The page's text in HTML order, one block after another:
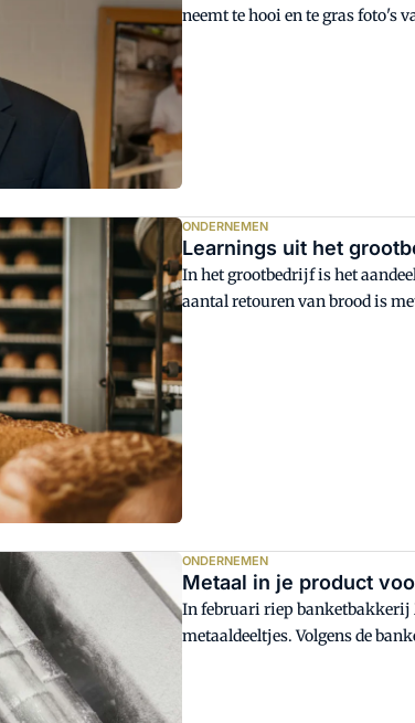
neemt te hooi en te gras foto's
ONDERNEMEN
Learnings uit het
In het grootbedrijf is het
aantal retouren van brood is
ONDERNEMEN
Metaal in je product
In februari riep banketbakkerij
metaaldeeltjes. Volgens de